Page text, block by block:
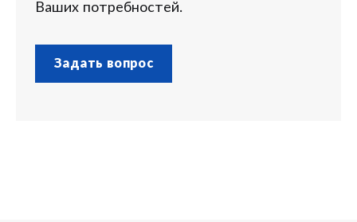
Ваших потребностей.
Задать вопрос